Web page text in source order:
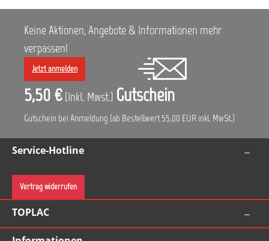
Keine Aktionen, Angebote & Informationen mehr
verpassen!
Jetzt anmelden
5,50 € (Inkl. Mwst.) Gutschein
Gutschein bei Anmeldung (ab Bestellwert 55,00 EUR inkl. MwSt.)
Service-Hotline
Vertrag widerrufen
TOPLAC